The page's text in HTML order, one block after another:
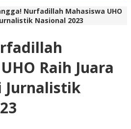
Nurfadillah Mahasiswa UHO
Nasional 2023
Raih Juara
Jurnalistik